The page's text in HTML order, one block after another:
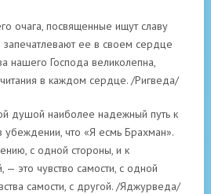
очага, посвященные ищут славу
ее в своем сердце
нашего Господа великолепна,
в каждом сердце. /Ригведа/
душой наиболее надежный путь к
убеждении, что «Я есмь Брахман».
с одной стороны, и к
это чувство самости, с одной
самости, с другой. /Яджурведа/